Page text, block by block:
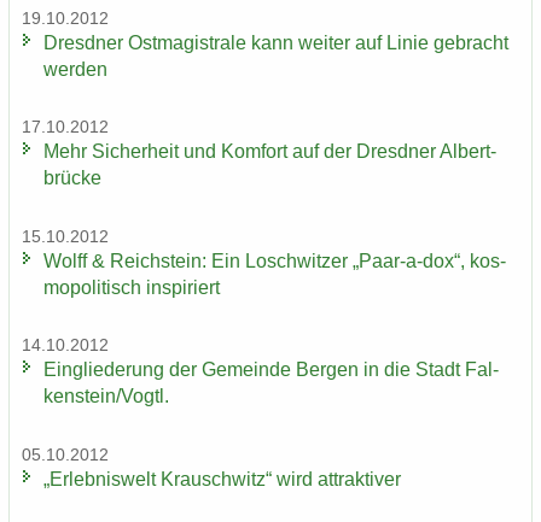
19.10.2012
Dresd­ner Ost­ma­gis­tra­le kann wei­ter auf Linie ge­bracht
wer­den
17.10.2012
Mehr Si­cher­heit und Kom­fort auf der Dresd­ner Al­bert­
brü­cke
15.10.2012
Wolff & Reichs­tein: Ein Losch­wit­zer „Paar-​a-dox“, kos­
mo­po­li­tisch in­spi­riert
14.10.2012
Ein­glie­de­rung der Ge­mein­de Ber­gen in die Stadt Fal­
ken­stein/Vogtl.
05.10.2012
„Er­leb­nis­welt Krausch­witz“ wird at­trak­ti­ver